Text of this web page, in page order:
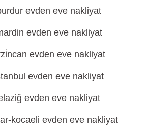
evden eve nakliyat
evden eve nakliyat
evden eve nakliyat
evden eve nakliyat
evden eve nakliyat
kocaeli evden eve nakliyat